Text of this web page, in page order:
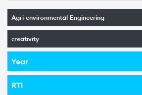
Agri-environmental Engineering
creativity
Year
RTI